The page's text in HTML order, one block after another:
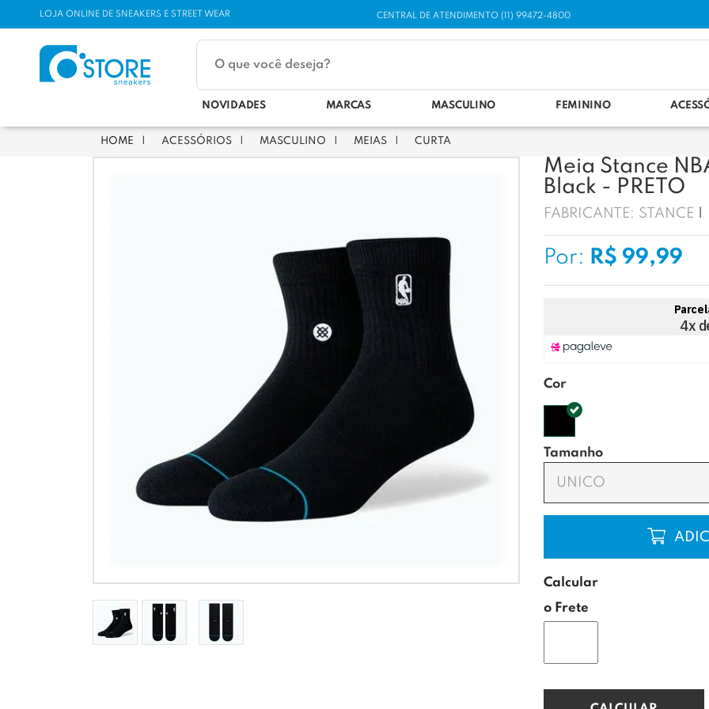
LOJA ONLINE DE SNEAKERS E STREET WEAR CENTRAL DE ATENDIMENTO (11) 99472-4800
NOVIDADES MARCAS MASCULINO FEMININO
ACESSÓRIOS MASCULINO MEIAS CURTA
Meia Stance
Black - PRETO
FABRICANTE: STANCE
Por: R$ 99,99
Cor
Tamanho
UNICO
Calcular
o Frete